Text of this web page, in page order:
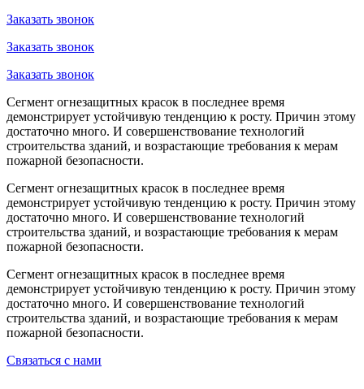
Заказать звонок
Заказать звонок
Заказать звонок
Сегмент огнезащитных красок в последнее время
демонстрирует устойчивую тенденцию к росту. Причин этому
достаточно много. И совершенствование технологий
строительства зданий, и возрастающие требования к мерам
пожарной безопасности.
Сегмент огнезащитных красок в последнее время
демонстрирует устойчивую тенденцию к росту. Причин этому
достаточно много. И совершенствование технологий
строительства зданий, и возрастающие требования к мерам
пожарной безопасности.
Сегмент огнезащитных красок в последнее время
демонстрирует устойчивую тенденцию к росту. Причин этому
достаточно много. И совершенствование технологий
строительства зданий, и возрастающие требования к мерам
пожарной безопасности.
Связаться с нами